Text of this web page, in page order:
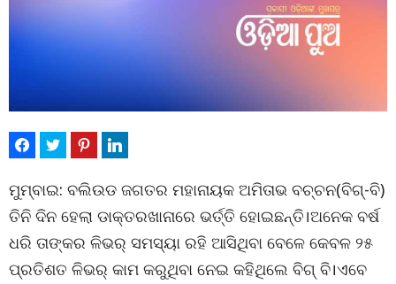
ମୁମ୍ବାଇ: ବଲିଉଡ ଜଗତର ମହାନାୟକ ଅମିତାଭ ବଚ୍ଚନ(ବିଗ୍-ବି)
ତିନି ଦିନ ହେଲା ଡାକ୍ତରଖାନାରେ ଭର୍ତ୍ତି ହୋଇଛନ୍ତି।ଅନେକ ବର୍ଷ
ଧରି ତାଙ୍କର ଳିଭର୍ ସମସ୍ୟା ରହି ଆସିଥିବା ବେଳେ କେବଳ ୨୫
ପ୍ରତିଶତ ଳିଭର୍ କାମ କରୁଥିବା ନେଇ କହିଥିଲେ ବିଗ୍‌ ବି।ଏବେ